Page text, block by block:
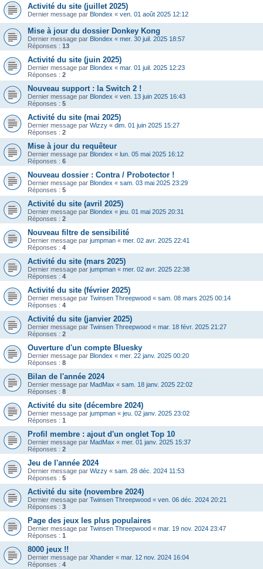
Activité du site (juillet 2025)
Dernier message par Blondex « ven. 01 août 2025 12:12
Mise à jour du dossier Donkey Kong
Dernier message par Blondex « mer. 30 juil. 2025 18:57
Réponses : 13
Activité du site (juin 2025)
Dernier message par Blondex « mar. 01 juil. 2025 12:23
Réponses : 2
Nouveau support : la Switch 2 !
Dernier message par Blondex « ven. 13 juin 2025 16:43
Réponses : 5
Activité du site (mai 2025)
Dernier message par Wizzy « dim. 01 juin 2025 15:27
Réponses : 2
Mise à jour du requêteur
Dernier message par Blondex « lun. 05 mai 2025 16:12
Réponses : 6
Nouveau dossier : Contra / Probotector !
Dernier message par Blondex « sam. 03 mai 2025 23:29
Réponses : 5
Activité du site (avril 2025)
Dernier message par Blondex « jeu. 01 mai 2025 20:31
Réponses : 2
Nouveau filtre de sensibilité
Dernier message par jumpman « mer. 02 avr. 2025 22:41
Réponses : 4
Activité du site (mars 2025)
Dernier message par jumpman « mer. 02 avr. 2025 22:38
Réponses : 4
Activité du site (février 2025)
Dernier message par Twinsen Threepwood « sam. 08 mars 2025 00:14
Réponses : 4
Activité du site (janvier 2025)
Dernier message par Twinsen Threepwood « mar. 18 févr. 2025 21:27
Réponses : 2
Ouverture d'un compte Bluesky
Dernier message par Blondex « mer. 22 janv. 2025 00:20
Réponses : 8
Bilan de l'année 2024
Dernier message par MadMax « sam. 18 janv. 2025 22:02
Réponses : 8
Activité du site (décembre 2024)
Dernier message par jumpman « jeu. 02 janv. 2025 23:02
Réponses : 1
Profil membre : ajout d'un onglet Top 10
Dernier message par MadMax « mer. 01 janv. 2025 15:37
Réponses : 2
Jeu de l'année 2024
Dernier message par Wizzy « sam. 28 déc. 2024 11:53
Réponses : 5
Activité du site (novembre 2024)
Dernier message par Twinsen Threepwood « ven. 06 déc. 2024 20:21
Réponses : 3
Page des jeux les plus populaires
Dernier message par Twinsen Threepwood « mar. 19 nov. 2024 23:47
Réponses : 1
8000 jeux !!
Dernier message par Xhander « mar. 12 nov. 2024 16:04
Réponses : 4